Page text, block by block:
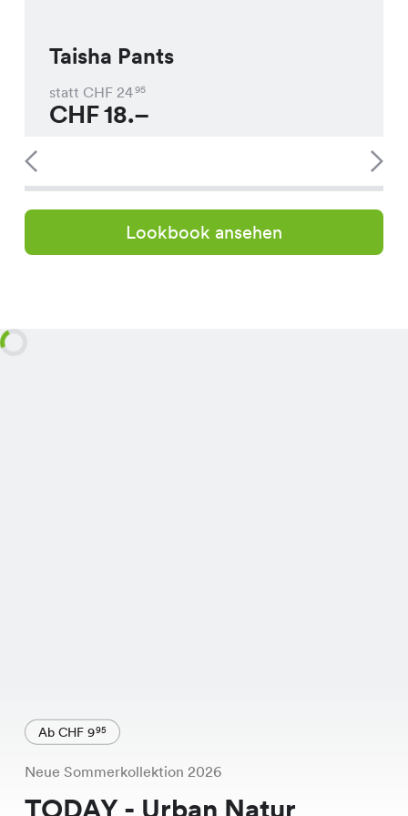
Taisha Pants
statt CHF 2495
CHF18.–
Lookbook ansehen
Ab CHF 995
Neue Sommerkollektion 2026
TODAY - Urban Natur